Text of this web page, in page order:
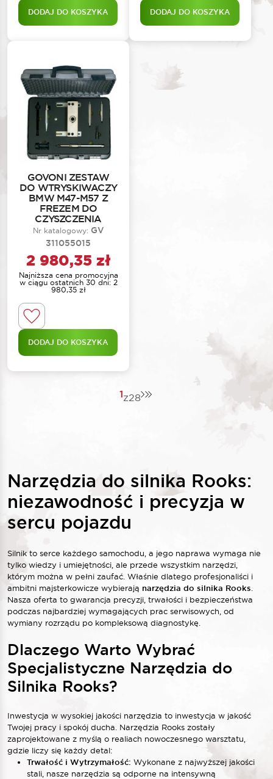
DODAJ DO KOSZYKA DODAJ DO KOSZYKA
GOVONI ZESTAW
DO WTRYSKIWACZY
BMW M47-M57 Z
FREZEM DO
CZYSZCZENIA
Nr katalogowy: GV
311055015
2 980,35 zł
Najniższa cena promocyjna
w ciągu ostatnich 30 dni: 2
980,35 zł
DODAJ DO KOSZYKA
1z28
Narzędzia do silnika Rooks:
niezawodność i precyzja w
sercu pojazdu
Silnik to serce każdego samochodu, a jego naprawa wymaga nie
tylko wiedzy i umiejętności, ale przede wszystkim narzędzi,
którym można w pełni zaufać. Właśnie dlatego profesjonaliści i
ambitni majsterkowicze wybierają narzędzia do silnika Rooks
Nasza oferta to gwarancja precyzji, trwałości i bezpieczeństwa
podczas najbardziej wymagających prac serwisowych, od
wymiany rozrządu po kompleksową diagnostykę.
Dlaczego Warto Wybrać
Specjalistyczne Narzędzia do
Silnika Rooks?
Inwestycja w wysokiej jakości narzędzia to inwestycja w jakość
Twojej pracy i spokój ducha. Narzędzia Rooks zostały
zaprojektowane z myślą o realiach nowoczesnego warsztatu,
gdzie liczy się każdy detal:
Trwałość i Wytrzymałość: Wykonane z najwyższej jakości
stali, nasze narzędzia są odporne na intensywną